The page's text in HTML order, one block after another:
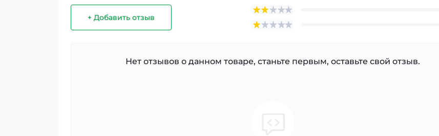
+ Добавить отзыв
Нет отзывов о данном товаре, станьте первым, оставьте свой отзыв.